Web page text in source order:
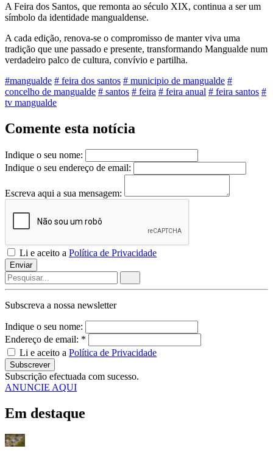
A Feira dos Santos, que remonta ao século XIX, continua a ser um
símbolo da identidade mangualdense.
A cada edição, renova-se o compromisso de manter viva uma
tradição que une passado e presente, transformando Mangualde num
verdadeiro palco de cultura, convívio e partilha.
#mangualde # feira dos santos # municipio de mangualde #
concelho de mangualde # santos # feira # feira anual # feira santos #
tv mangualde
Comente esta notícia
Indique o seu nome:
Indique o seu endereço de email:
Escreva aqui a sua mensagem:
Li e aceito a Política de Privacidade
Enviar
Subscreva a nossa newsletter
Indique o seu nome:
Endereço de email: *
Li e aceito a Política de Privacidade
Subscrever
Subscrição efectuada com sucesso.
ANUNCIE AQUI
Em destaque